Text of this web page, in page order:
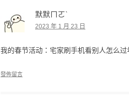
獨白
境
默默ㄇㄛˋ
2023 年 1 月 23 日
我的春节活动：宅家刷手机看别人怎么过
發佈留言